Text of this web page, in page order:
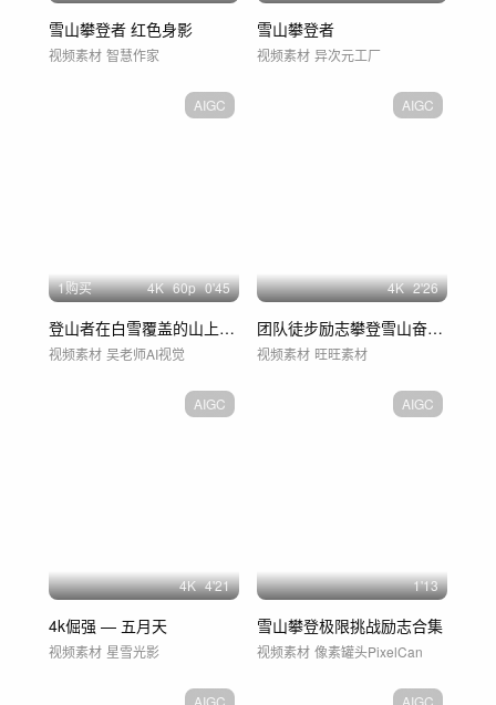
雪山攀登者 红色身影
视频素材 智慧作家
雪山攀登者
视频素材 异次元工厂
AIGC
1购买 4K 60p 0'45
登山者在白雪覆盖的山上行走
视频素材 吴老师AI视觉
AIGC
4K 2'26
团队徒步励志攀登雪山奋斗登顶登山
视频素材 旺旺素材
AIGC
4K 4'21
4k倔强 — 五月天
视频素材 星雪光影
AIGC
1'13
雪山攀登极限挑战励志合集
视频素材 像素罐头PixelCan
AIGC AIGC